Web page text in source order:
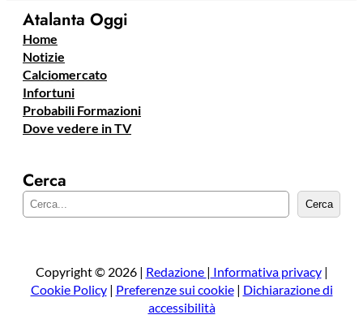
Atalanta Oggi
Home
Notizie
Calciomercato
Infortuni
Probabili Formazioni
Dove vedere in TV
Cerca
e
a
Cerca
Copyright © 2026 | Redazione | Informativa privacy|
Cookie Policy| Preferenze sui cookie| Dichiarazione di
accessibilità